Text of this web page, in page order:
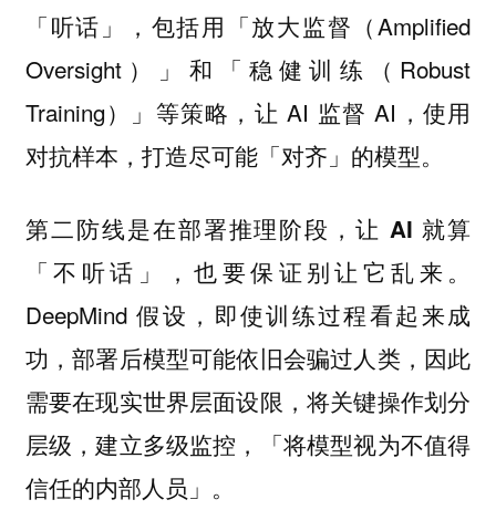
「听话」
，包括用「放大监督（Amplified
Oversight）」和「稳健训练（Robust
Training）」等策略，让 AI 监督 AI，使用
对抗样本，打造尽可能「对齐」的模型。
第二防线是在部署推理阶段，让 AI 就算
「不听话」，也要保证别让它乱来 。
DeepMind 假设，即使训练过程看起来成
功，部署后模型可能依旧会骗过人类，因此
需要在现实世界层面设限，将关键操作划分
层级，建立多级监控，「将模型视为不值得
信任的内部人员」。